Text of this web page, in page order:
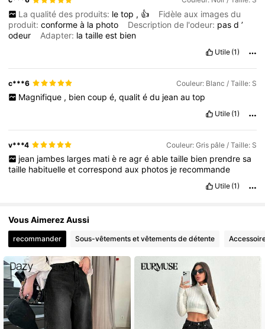
livraisonaussi rapide Fidèleàl ’image
exactement lem êmeettissudouxquinegratte pasquibien
etadaptépartous ,jevous conseillefortementlesgirlsaller
foncé pourlacouleurblanc etrouge
👌👌🥰🥰🥰🥰🥰🥰🥰🥰🥰🥰♥️♥️♥️♥️🥰🥰🥰🥰🥰🥰🥰🥰🥰🥰🥰🥰👌
👌👌👌👌👌👌👌👌👌👌👌🥰🥰🥰🥰🥰🥰🥰🥰🥰🥰
♥️♥️♥️♥️🥰🥰🥰🥰🥰🥰🥰🥰🥰🥰🥰🥰🥰♥️♥️♥️♥️♥️♥️♥️♥️♥️♥️🥰🥰
🥰🥰🥰🥰🥰🥰🥰♥️♥️♥️♥️♥️🥰🥰🥰🥰🥰
👌👌👌👌🥰🥰🥰🥰🥰🥰🥰🥰
🥰🥰🥰🥰🥰🥰🥰🥰🥰♥️♥️♥️♥️♥️🥰🥰🥰🥰🥰
La qualité des produits: le top , 👍
Fidèle aux images du
produit:conformeà la photo Description de l'odeur: pasd’
odeur
Adapter: latailleest bien
Utile (1)
c***6 Couleur: Blanc / Taille: S
Magnifique , bien coup é, qualit é du jean au top
Utile (1)
v***4 Couleur: Gris pâle / Taille: S
jean jambes larges mati è re agr é able taille bien prendre sa
taille habituelleetcorrespondaux photos je recommande
Utile (1)
Vous Aimerez Aussi
recommander Sous-vêtements et vêtements de détente